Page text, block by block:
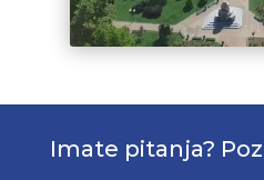
Imate pitanja?